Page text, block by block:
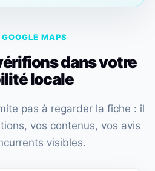
MAPS
dans votre
locale
pas à regarder la fiche : il
vos contenus, vos avis
visibles.